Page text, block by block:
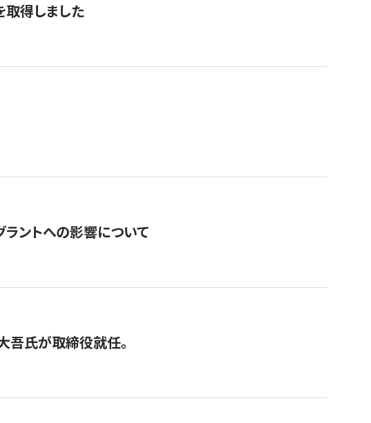
取得しました
ラントへの影響について
吾氏が取締役就任。